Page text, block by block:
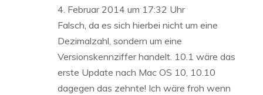
4. Februar 2014 um 17:32 Uhr
Falsch, da es sich hierbei nicht um eine
Dezimalzahl, sondern um eine
Versionskennziffer handelt. 10.1 wäre das
erste Update nach Mac OS 10, 10.10
dagegen das zehnte! Ich wäre froh wenn